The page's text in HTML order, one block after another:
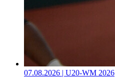
07.08.2026 | U20-WM 2026